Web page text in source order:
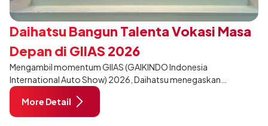
Daihatsu Bangun Talenta Vokasi Masa
Depan di GIIAS 2026
Mengambil momentum GIIAS (GAIKINDO Indonesia
International Auto Show) 2026, Daihatsu menegaskan
komitmennya dalam meningkatkan kualitas SDM (Sumber Daya
Manusia) melalui pendidikan vokasi bertema “Bersama Sahabat
Membangun Negeri”. Komitmen ini diwujudkan melalui ajang
More Detail